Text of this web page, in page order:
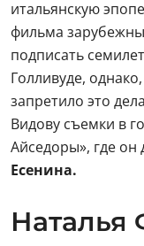
итальянскую
фильма
подписать
Голливуде,
запретило это
Видову съемки в
Айседоры», где
Есенина.
Наталья